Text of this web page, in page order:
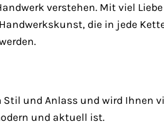
verstehen. Mit viel
die in jede
und Anlass und wird Ihnen
und aktuell ist.